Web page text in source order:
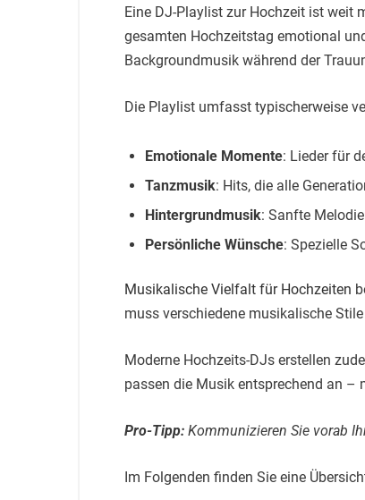
Eine DJ-Playlist zur Hochzeit ist weit
gesamten Hochzeitstag emotional
Backgroundmusik während der
Die Playlist umfasst typischerweise
Emotionale Momente: Lieder für
Tanzmusik: Hits, die alle
Hintergrundmusik: Sanfte
Persönliche Wünsche: Spezielle
Musikalische Vielfalt für Hochzeiten
muss verschiedene musikalische
Moderne Hochzeits-DJs erstellen
passen die Musik entsprechend an –
Pro-Tipp: Kommunizieren Sie vorab
Im Folgenden finden Sie eine